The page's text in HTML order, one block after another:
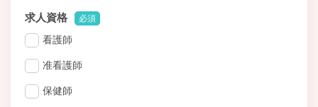
求人資格 必須
看護師
准看護師
保健師